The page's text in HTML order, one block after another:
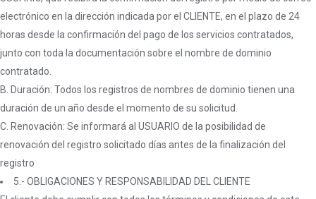
electrónico en la dirección indicada por el CLIENTE, en el plazo de 24
horas desde la confirmación del pago de los servicios contratados,
junto con toda la documentación sobre el nombre de dominio
contratado.
B. Duración: Todos los registros de nombres de dominio tienen una
duración de un año desde el momento de su solicitud.
C. Renovación: Se informará al USUARIO de la posibilidad de
renovación del registro solicitado días antes de la finalización del
registro
5.- OBLIGACIONES Y RESPONSABILIDAD DEL CLIENTE